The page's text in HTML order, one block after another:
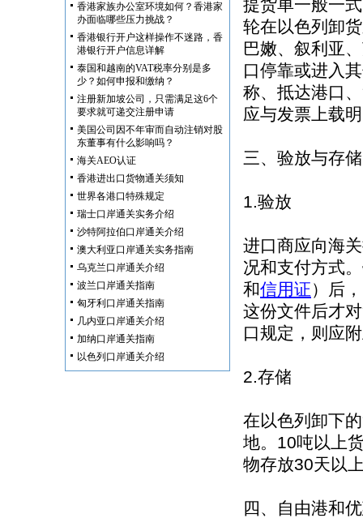
香港家族办公室环境如何？香港家
办面临哪些压力挑战？
香港银行开户这样操作不迷路，香
港银行开户信息详解
泰国和越南的VAT税率分别是多
少？如何申报和缴纳？
注册新加坡公司，只需满足这6个
要求就可递交注册申请
美国公司因不年审而自动注销对股
东董事有什么影响吗？
海关AEO认证
香港进出口货物通关须知
世界各港口特殊规定
瑞士口岸通关实务介绍
沙特阿拉伯口岸通关介绍
澳大利亚口岸通关实务指南
乌克兰口岸通关介绍
波兰口岸通关指南
匈牙利口岸通关指南
几内亚口岸通关介绍
加纳口岸通关指南
以色列口岸通关介绍
提货单一般一
轮在以色列卸
巴嫩、叙利亚
口停靠或进入
称、抵达港口
应与发票上载
三、验放与存储
1.验放
进口商应向海
况和支付方式
和信用证）后
这份文件后才
口规定，则应
2.存储
在以色列卸下
地。10吨以上
物存放30天以
四、自由港和